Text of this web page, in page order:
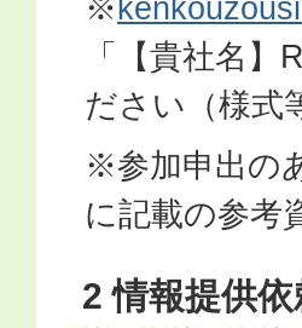
※
「【貴社名
ださい（様式
※参加申出の
に記載の参考
2 情報提供